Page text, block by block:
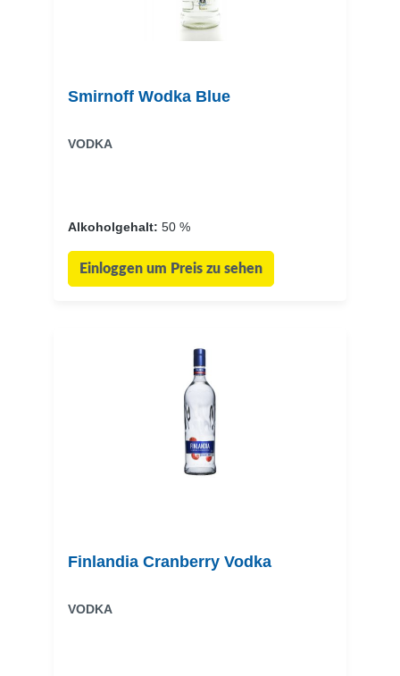
Smirnoff Wodka Blue
VODKA
Alkoholgehalt: 50 %
Einloggen um Preis zu sehen
Finlandia Cranberry Vodka
VODKA